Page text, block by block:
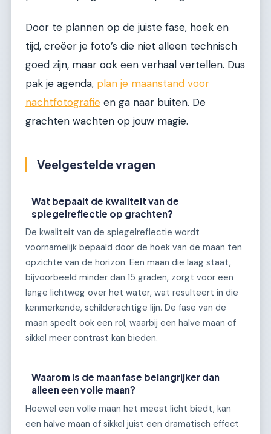
Door te plannen op de juiste fase, hoek en
tijd, creëer je foto’s die niet alleen technisch
goed zijn, maar ook een verhaal vertellen. Dus
pak je agenda, plan je maanstand voor
nachtfotografie en ga naar buiten. De
grachten wachten op jouw magie.
Veelgestelde vragen
Wat bepaalt de kwaliteit van de
spiegelreflectie op grachten?
De kwaliteit van de spiegelreflectie wordt
voornamelijk bepaald door de hoek van de maan ten
opzichte van de horizon. Een maan die laag staat,
bijvoorbeeld minder dan 15 graden, zorgt voor een
lange lichtweg over het water, wat resulteert in die
kenmerkende, schilderachtige lijn. De fase van de
maan speelt ook een rol, waarbij een halve maan of
sikkel meer contrast kan bieden.
Waarom is de maanfase belangrijker dan
alleen een volle maan?
Hoewel een volle maan het meest licht biedt, kan
een halve maan of sikkel juist een dramatisch effect